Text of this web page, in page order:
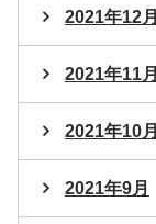
2021年12月
2021年11月
2021年10月
2021年9月